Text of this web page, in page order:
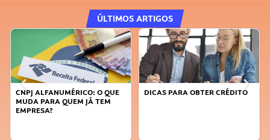
ÚLTIMOS ARTIGOS
DICAS PARA OBTER CRÉDITO
FAÇA A DIFERENÇA: SEJA